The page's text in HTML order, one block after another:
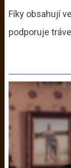
Fíky obsahují
podporuje